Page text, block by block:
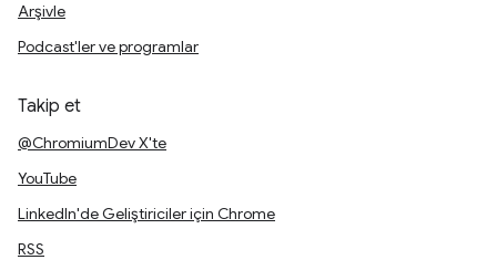
Arşivle
Podcast'ler ve programlar
Takip et
@ChromiumDev X'te
YouTube
LinkedIn'de Geliştiriciler için Chrome
RSS